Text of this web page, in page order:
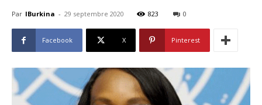
Par IBurkina - 29 septembre 2020 823 0
Facebook X Pinterest